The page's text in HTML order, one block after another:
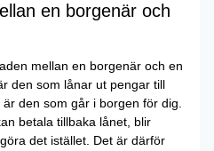
en borgenär och
mellan en borgenär och en
den som lånar ut pengar till
den som går i borgen för dig.
betala tillbaka lånet, blir
det istället. Det är därför